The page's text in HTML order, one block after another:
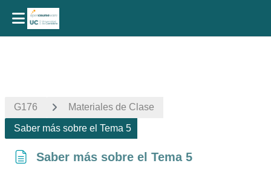
G176 Materiales de Clase
Saber más sobre el Tema 5
Saber más sobre el Tema 5